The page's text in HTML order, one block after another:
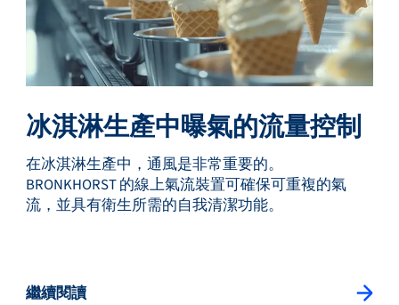
冰淇淋生產中曝氣的流量控制
在冰淇淋生產中，通風是非常重要的。
BRONKHORST 的線上氣流裝置可確保可重複的氣
流，並具有衛生所需的自我清潔功能。
繼續閱讀